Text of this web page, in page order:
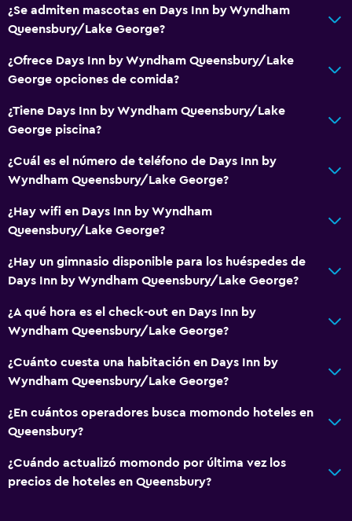
¿Se admiten mascotas en Days Inn by Wyndham
Queensbury/Lake George?
¿Ofrece Days Inn by Wyndham Queensbury/Lake
George opciones de comida?
¿Tiene Days Inn by Wyndham Queensbury/Lake
George piscina?
¿Cuál es el número de teléfono de Days Inn by
Wyndham Queensbury/Lake George?
¿Hay wifi en Days Inn by Wyndham
Queensbury/Lake George?
¿Hay un gimnasio disponible para los huéspedes de
Days Inn by Wyndham Queensbury/Lake George?
¿A qué hora es el check-out en Days Inn by
Wyndham Queensbury/Lake George?
¿Cuánto cuesta una habitación en Days Inn by
Wyndham Queensbury/Lake George?
¿En cuántos operadores busca momondo hoteles en
Queensbury?
¿Cuándo actualizó momondo por última vez los
precios de hoteles en Queensbury?